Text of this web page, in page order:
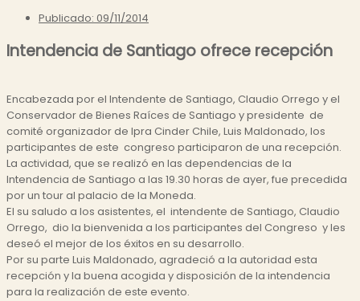
Publicado: 09/11/2014
Intendencia de Santiago ofrece recepción
Encabezada por el Intendente de Santiago, Claudio Orrego y el
Conservador de Bienes Raíces de Santiago y presidente de
comité organizador de Ipra Cinder Chile, Luis Maldonado, los
participantes de este congreso participaron de una recepción.
La actividad, que se realizó en las dependencias de la
Intendencia de Santiago a las 19.30 horas de ayer, fue precedida
por un tour al palacio de la Moneda.
El su saludo a los asistentes, el intendente de Santiago, Claudio
Orrego, dio la bienvenida a los participantes del Congreso y les
deseó el mejor de los éxitos en su desarrollo.
Por su parte Luis Maldonado, agradeció a la autoridad esta
recepción y la buena acogida y disposición de la intendencia
para la realización de este evento.